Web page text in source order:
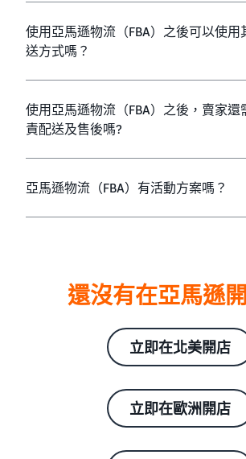
使用亞馬遜物流（FBA）之後可以使用
送方式嗎？
使用亞馬遜物流（FBA）之後，賣家還
責配送及售後嗎?
亞馬遜物流（FBA）有活動方案嗎？
還沒有在亞馬遜
立即在北美開店
立即在歐洲開店